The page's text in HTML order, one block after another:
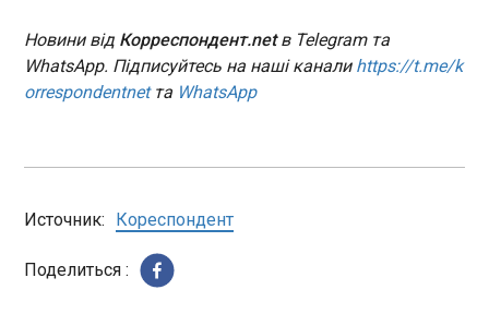
російських ударів по Дніпропетровській
області.Про це 30 червня повідомив голова ОВА
Олександр Ганжа. За його словами, понад 10
багатоквартирний та приватний будинки, автівки.
Постраждали двоє чоловіків 43 та 65 років.
Обох мешканців госпіталізували у стані
Відключення світла через спеку: Шмигаль
зробив заяву
Через аномальну спеку, що накрила Європу,
Новини від Корреспондент.netв Telegram та
WhatsApp. Підписуйтесь на наші канали https://t.me/k
orrespondentnetта WhatsApp
Источник: Кореспондент
Поделиться :